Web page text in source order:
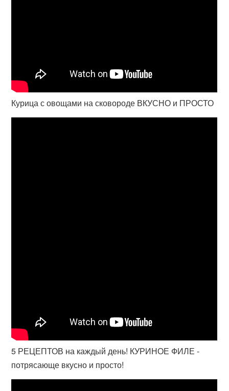
Курица с овощами на сковороде ВКУСНО и ПРОСТО
5 РЕЦЕПТОВ на каждый день! КУРИНОЕ ФИЛЕ -
потрясающе вкусно и просто!